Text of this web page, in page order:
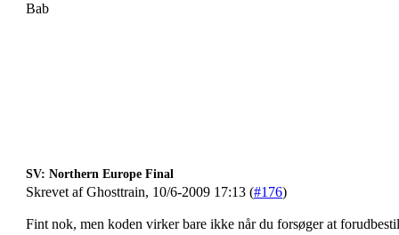
Bab
SV: Northern Europe Final
Skrevet af Ghosttrain, 10/6-2009 17:13 (#176)
Fint nok, men koden virker bare ikke når du forsøger at